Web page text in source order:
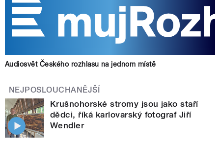
Audiosvět Českého rozhlasu na jednom místě
NEJPOSLOUCHANĚJŠÍ
Krušnohorské stromy jsou jako staří
dědci, říká karlovarský fotograf Jiří
Wendler